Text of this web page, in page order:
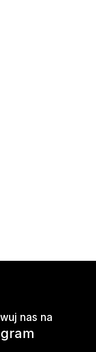
nas na